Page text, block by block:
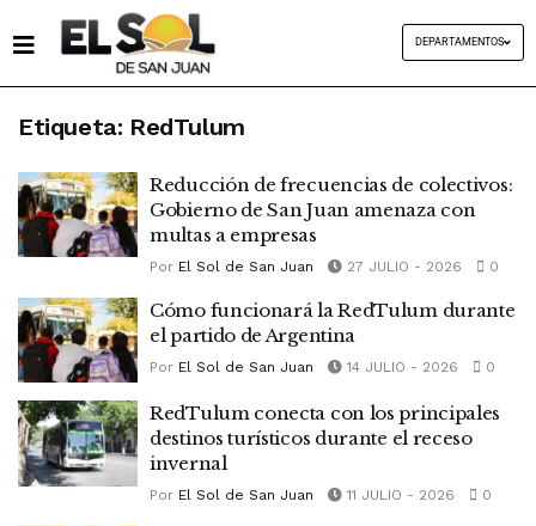
DEPARTAMENTOS
Etiqueta: RedTulum
Reducción de frecuencias de colectivos:
Gobierno de San Juan amenaza con
multas a empresas
Por El Sol de San Juan 27 JULIO - 2026 0
Cómo funcionará la RedTulum durante
el partido de Argentina
Por El Sol de San Juan 14 JULIO - 2026 0
RedTulum conecta con los principales
destinos turísticos durante el receso
invernal
Por El Sol de San Juan 11 JULIO - 2026 0